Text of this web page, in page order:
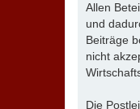
Allen
und
Beiträge
nicht
Die